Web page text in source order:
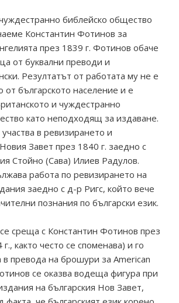
библейско общество
Константин Фотинов за
през 1839 г. Фотинов обаче
от буквални преводи и
Резултатът от работата му не е
от българското население и е
и чуждестранно
като неподходящ за издаване.
в ревизирането и
Завет през 1840 г. заедно с
Стойно (Сава) Илиев Радулов.
работа по ревизирането на
заедно с д-р Ригс, който вече
познания по български език.
среща с Константин Фотинов през
както често се споменава) и го
в превода на брошури за American
се оказва водеща фигура при
на българския Нов Завет,